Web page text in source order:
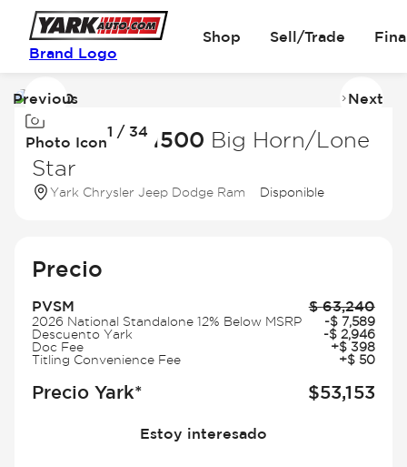
Brand Logo
Shop Sell/Trade
Image
of
Photo Icon
1 / 34
Previous Next
2026 Ram 1500 Big Horn/Lone
Star
Yark Chrysler Jeep Dodge Ram Disponible
Precio
PVSM $ 63,240
2026 National Standalone 12% Below MSRP -$ 7,589
Descuento Yark
-$ 2,946
Doc Fee
+$ 398
Titling Convenience Fee
+$ 50
Precio Yark* $53,153
Estoy interesado